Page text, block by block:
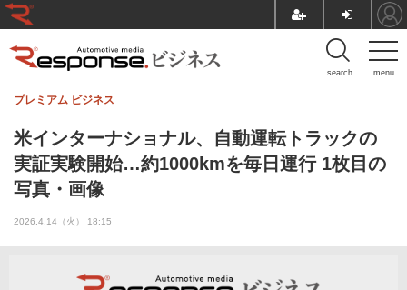
menu
search
米インターナショナル、自動運転トラックの
実証実験開始…約1000kmを毎日運行 1枚目の
写真・画像
プレミアム ビジネス
2026.4.14（火） 18:15